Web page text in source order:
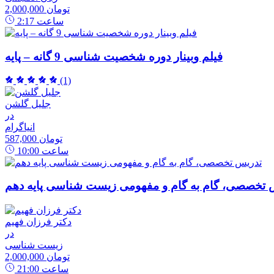
2,000,000 تومان
2:17 ساعت
فیلم وبینار دوره شخصیت شناسی 9 گانه – پایه
(1)
جلیل گلشن
در
انیاگرام
587,000 تومان
10:00 ساعت
تخصصی، گام به گام و مفهومی زیست شناسی پایه دهم
دکتر فرزان فهیم
در
زیست شناسی
2,000,000 تومان
21:00 ساعت